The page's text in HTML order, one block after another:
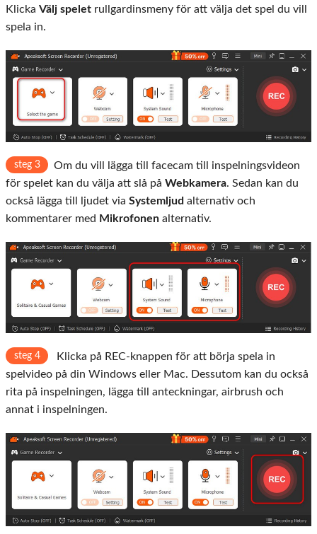
Klicka Välj spelet rullgardinsmeny för att välja det spel du vill
spela in.
steg 3
Om du vill lägga till facecam till inspelningsvideon
för spelet kan du välja att slå på Webkamera. Sedan kan du
också lägga till ljudet via Systemljud alternativ och
kommentarer med Mikrofonen alternativ.
steg 4
Klicka på REC-knappen för att börja spela in
spelvideo på din Windows eller Mac. Dessutom kan du också
rita på inspelningen, lägga till anteckningar, airbrush och
annat i inspelningen.